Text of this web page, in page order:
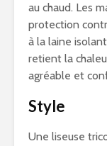
au chaud. Les
protection
à la laine
retient la
agréable et
Style
Une liseuse